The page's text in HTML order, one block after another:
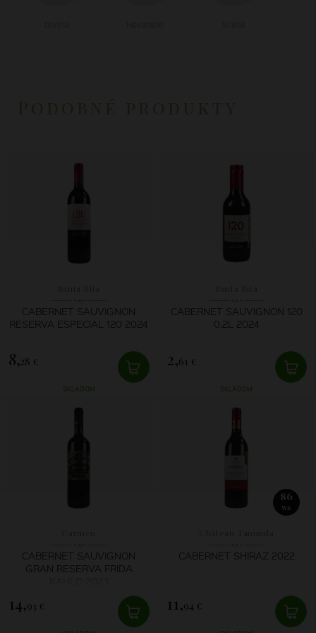
CABERNET SAUVIGNON
RESERVA ESPECIAL 120 2024
8,28 €
SKLADOM
CABERNET SAUVIGNON 120
0,2L 2024
2,61 €
SKLADOM
CABERNET SAUVIGNON
GRAN RESERVA FRIDA
14,93 €
86
WS
CABERNET SHIRAZ 2022
11,94 €